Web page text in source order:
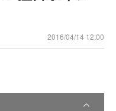
2016/04/14 12:00